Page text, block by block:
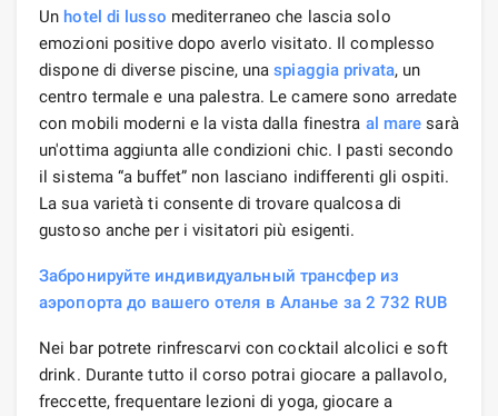
Un hotel di lusso mediterraneo che lascia solo
emozioni positive dopo averlo visitato. Il complesso
dispone di diverse piscine, unaspiaggia privata, un
centro termale e una palestra. Le camere sono arredate
con mobili moderni e la vista dalla finestra al mare sarà
un'ottima aggiunta alle condizioni chic. I pasti secondo
il sistema “a buffet” non lasciano indifferenti gli ospiti.
La sua varietà ti consente di trovare qualcosa di
gustoso anche per i visitatori più esigenti.
Забронируйте индивидуальный трансфер из
аэропорта до вашего отеля в Аланье за 2 732 RUB
Nei bar potrete rinfrescarvi con cocktail alcolici e soft
drink. Durante tutto il corso potrai giocare a pallavolo,
freccette, frequentare lezioni di yoga, giocare a